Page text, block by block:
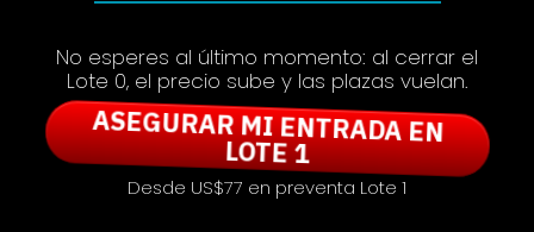
No esperes al último momento: al cerrar el
Lote 0, el precio sube y las plazas vuelan.
ASEGURAR MI ENTRADA EN
LOTE 1
Desde US$77 en preventa Lote 1